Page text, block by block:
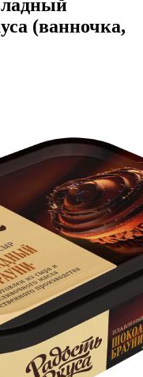
(ванночка,